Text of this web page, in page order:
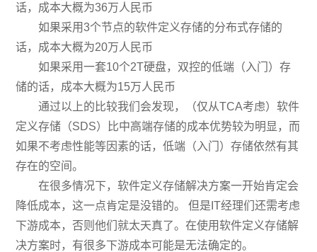
话，成本大概为36万人民币
如果采用3个节点的软件定义存储的分布式存储的
话，成本大概为20万人民币
如果采用一套10个2T硬盘，双控的低端（入门）存
储的话，成本大概为15万人民币
通过以上的比较我们会发现，（仅从TCA考虑）软件
定义存储（SDS）比中高端存储的成本优势较为明显，而
如果不考虑性能等因素的话，低端（入门）存储依然有其
存在的空间。
在很多情况下，软件定义存储解决方案一开始肯定会
降低成本，这一点肯定是没错的。 但是IT经理们还需考虑
下游成本，否则他们就太天真了。在使用软件定义存储解
决方案时，有很多下游成本可能是无法确定的。